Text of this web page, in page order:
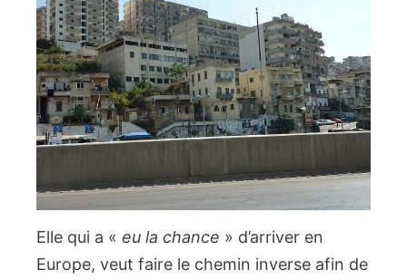
Elle qui a « eu la chance » d’arriver en
Europe, veut faire le chemin inverse afin de